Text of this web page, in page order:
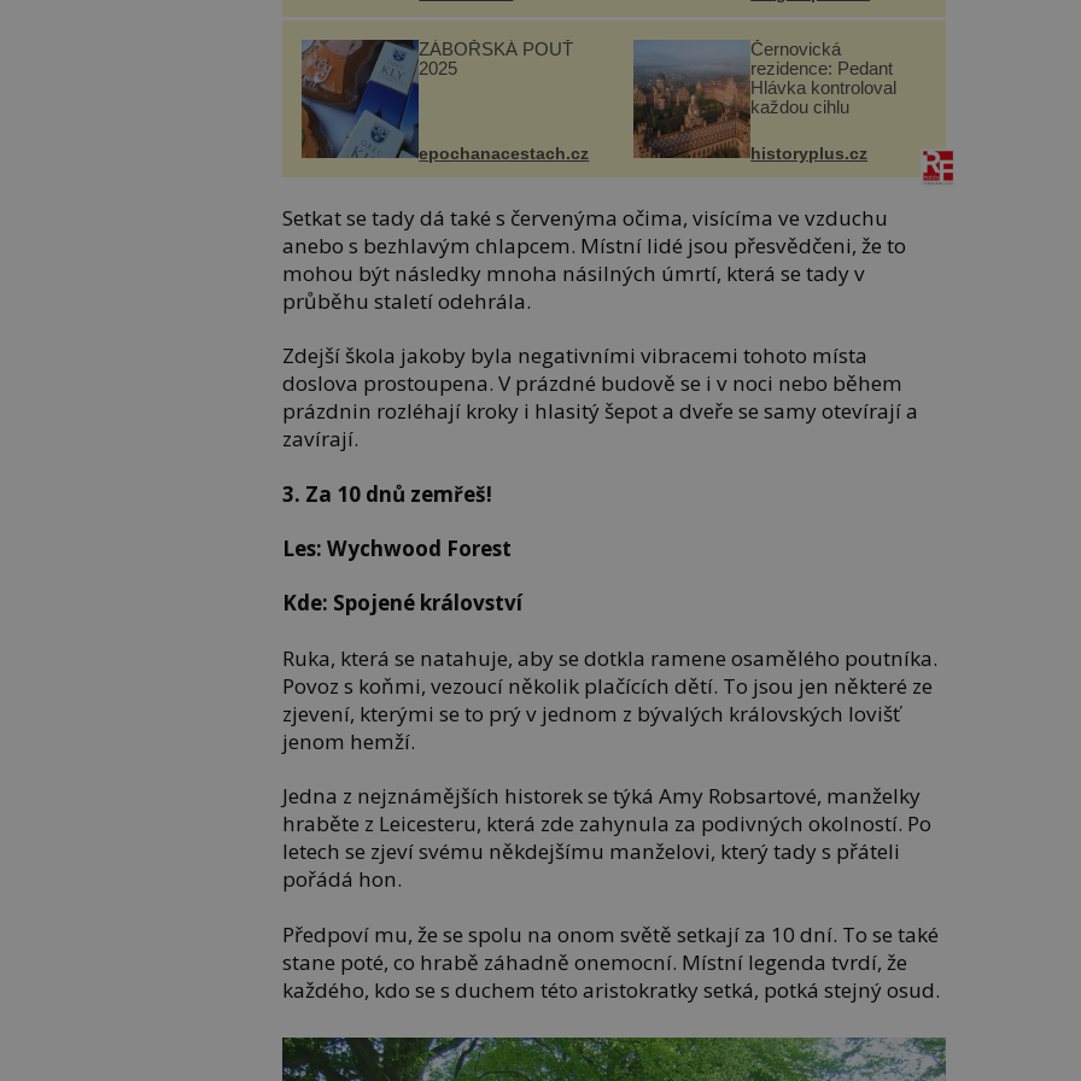
ZÁBOŘSKÁ POUŤ
2025
epochanacestach.cz
Černovická
rezidence: Pedant
Hlávka kontroloval
každou cihlu
historyplus.cz
Setkat se tady dá také s červenýma očima, visícíma ve vzduchu
anebo s bezhlavým chlapcem. Místní lidé jsou přesvědčeni, že to
mohou být následky mnoha násilných úmrtí, která se tady v
průběhu staletí odehrála.
Zdejší škola jakoby byla negativními vibracemi tohoto místa
doslova prostoupena. V prázdné budově se i v noci nebo během
prázdnin rozléhají kroky i hlasitý šepot a dveře se samy otevírají a
zavírají.
3. Za 10 dnů zemřeš!
Les: Wychwood Forest
Kde: Spojené království
Ruka, která se natahuje, aby se dotkla ramene osamělého poutníka.
Povoz s koňmi, vezoucí několik plačících dětí. To jsou jen některé ze
zjevení, kterými se to prý v jednom z bývalých královských lovišť
jenom hemží.
Jedna z nejznámějších historek se týká Amy Robsartové, manželky
hraběte z Leicesteru, která zde zahynula za podivných okolností. Po
letech se zjeví svému někdejšímu manželovi, který tady s přáteli
pořádá hon.
Předpoví mu, že se spolu na onom světě setkají za 10 dní. To se také
stane poté, co hrabě záhadně onemocní. Místní legenda tvrdí, že
každého, kdo se s duchem této aristokratky setká, potká stejný osud.